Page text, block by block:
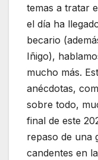
temas a tratar
el día ha
becario
Iñigo),
mucho más.
anécdotas,
sobre todo,
final de este
repaso de una
candentes en